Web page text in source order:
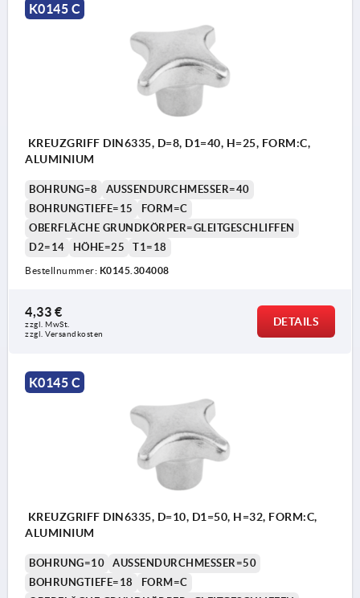
K0145 C
KREUZGRIFF DIN6335, D=8, D1=40, H=25, FORM:C,
ALUMINIUM
BOHRUNG=8
AUSSENDURCHMESSER=40
BOHRUNGTIEFE=15
FORM=C
OBERFLÄCHE GRUNDKÖRPER=GLEITGESCHLIFFEN
D2=14
HÖHE=25 T1=18
Bestellnummer: K0145.304008
4,33 €
zzgl. MwSt.
zzgl. Versandkosten
DETAILS
K0145 C
KREUZGRIFF DIN6335, D=10, D1=50, H=32, FORM:C,
ALUMINIUM
BOHRUNG=10
AUSSENDURCHMESSER=50
BOHRUNGTIEFE=18
FORM=C